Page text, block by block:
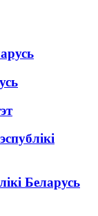
Беларусь